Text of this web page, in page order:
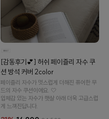
[감동후기💕] 허쉬 페이즐리 자수 쿠
션 방석 커버 2color
페이즐리 자수가 멋스럽게 더해진 퓨어한 무
드의 자수 쿠션이에요. 🤍
입체감 있는 자수가 햇살 아래 더욱 고급스럽
게 느껴진답니다.